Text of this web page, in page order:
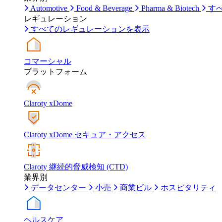
Automotive
Food & Beverage Pharma & Biotech
す
レギュレーション
すべてのレギュレーションを表示
コマーシャル
プラットフォーム
Claroty xDome
Claroty xDome セキュア・アクセス
Claroty 継続的脅威検知 (CTD)
業界別
データセンター
小売 商業ビル ホスピタリティ
ヘルスケア